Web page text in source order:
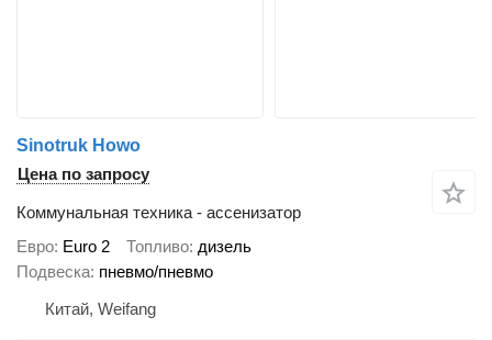
Sinotruk Howo
Цена по запросу
Коммунальная техника - ассенизатор
Евро Euro 2 Топливо дизель
Подвеска пневмо/пневмо
Китай, Weifang